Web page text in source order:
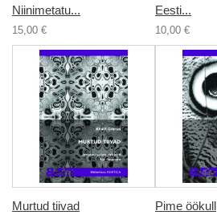
Niinimetatu...
15,00 €
Eesti...
10,00 €
Murtud tiivad Pime öökull